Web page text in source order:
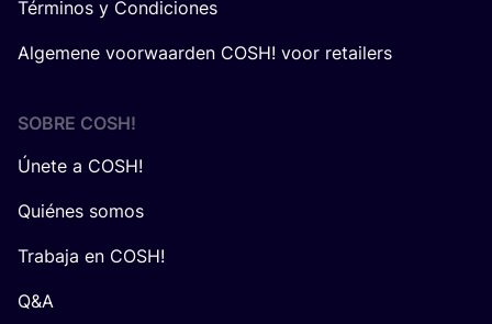
Términos y Condiciones
Algemene voorwaarden COSH! voor retailers
SOBRE COSH!
Únete a COSH!
Quiénes somos
Trabaja en COSH!
Q&A